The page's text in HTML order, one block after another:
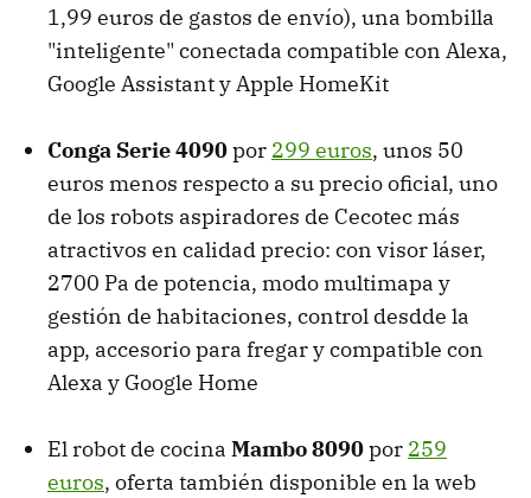
1,99 euros de gastos de envío), una bombilla
"inteligente" conectada compatible con Alexa,
Google Assistant y Apple HomeKit
Conga Serie 4090por 299 euros, unos 50
euros menos respecto a su precio oficial, uno
de los robots aspiradores de Cecotec más
atractivos en calidad precio: con visor láser,
2700 Pa de potencia, modo multimapa y
gestión de habitaciones, control desdde la
app, accesorio para fregar y compatible con
Alexa y Google Home
El robot de cocina Mambo 8090por 259
euros, oferta también disponible en la web